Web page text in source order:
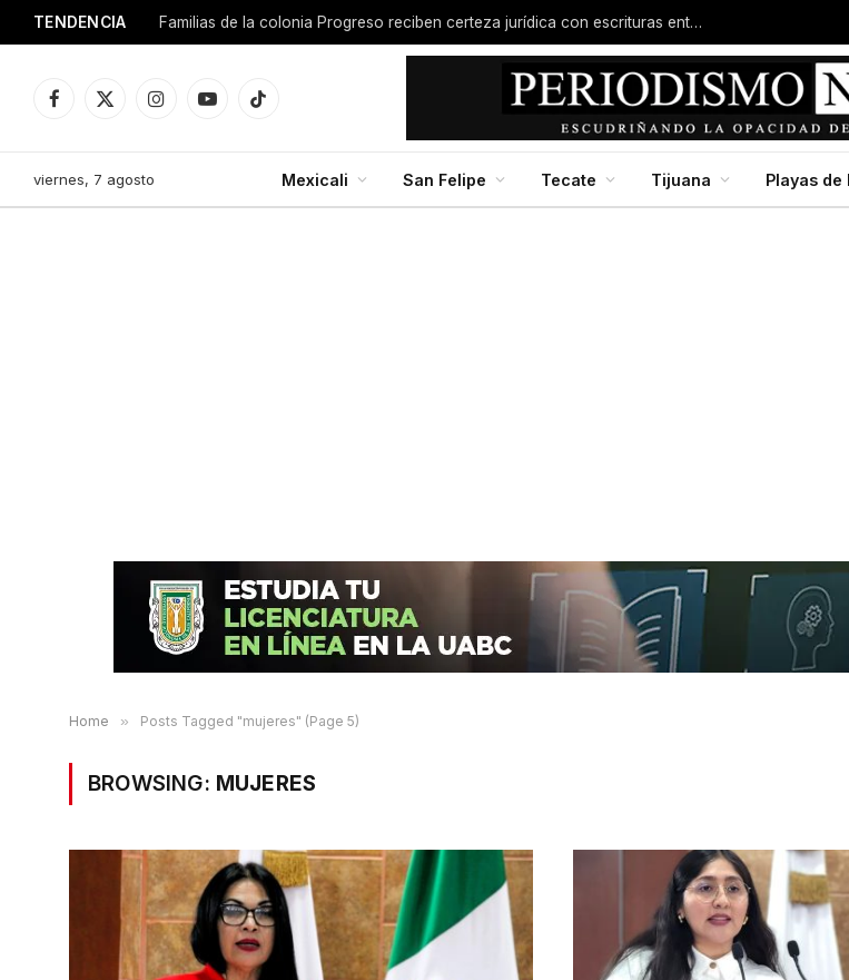
Garantizan regreso a clases con infraestructura fortalecida, certeza al magisterio y apoyos: Marina del Pilar
Facebook
X
InstagramYouTubeTikTok
viernes, 7 agosto Mexicali San Felipe Tecate Tijuana Playas de
Home » Posts Tagged "mujeres" (Page 5)
BROWSING: MUJERES